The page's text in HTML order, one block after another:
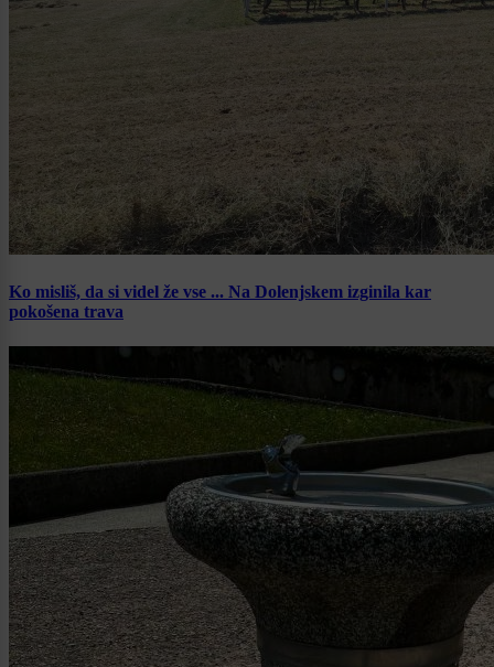
Ko misliš, da si videl že vse ... Na Dolenjskem izginila kar
pokošena trava